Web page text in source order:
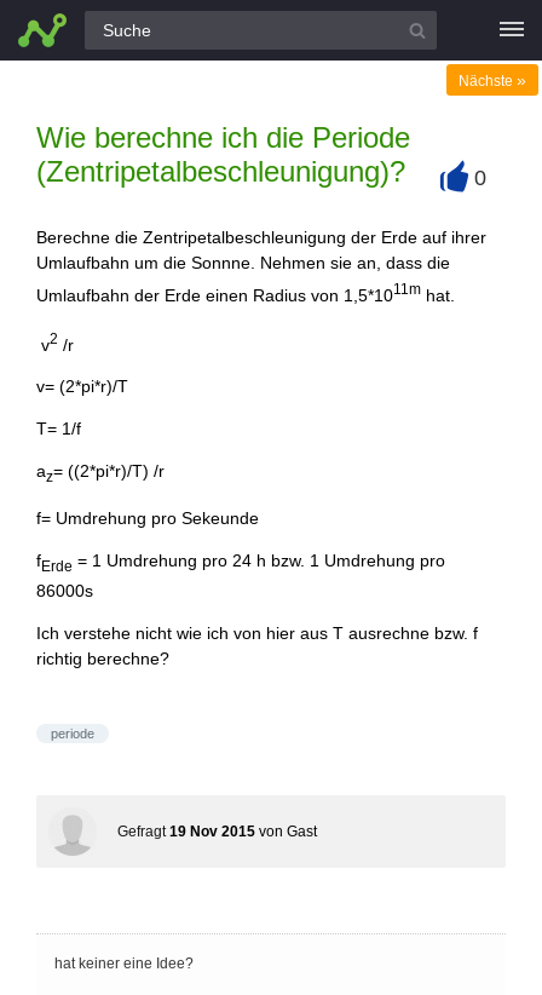
Alle Fragen
Wie berechne ich die Periode
(Zentripetalbeschleunigung)?
Nächste »
0
Berechne die Zentripetalbeschleunigung der Erde auf ihrer
Umlaufbahn um die Sonnne. Nehmen sie an, dass die
Umlaufbahn der Erde einen Radius von 1,5*1011m hat.
v2 /r
v= (2*pi*r)/T
T= 1/f
az= ((2*pi*r)/T) /r
f= Umdrehung pro Sekeunde
fErde = 1 Umdrehung pro 24 h bzw. 1 Umdrehung pro
86000s
Ich verstehe nicht wie ich von hier aus T ausrechne bzw. f
richtig berechne?
periode
Gefragt 19 Nov 2015 von Gast
hat keiner eine Idee?